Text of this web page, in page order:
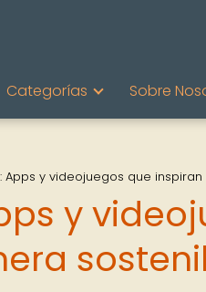
Categorías Sobre
Apps y videojuegos que
y